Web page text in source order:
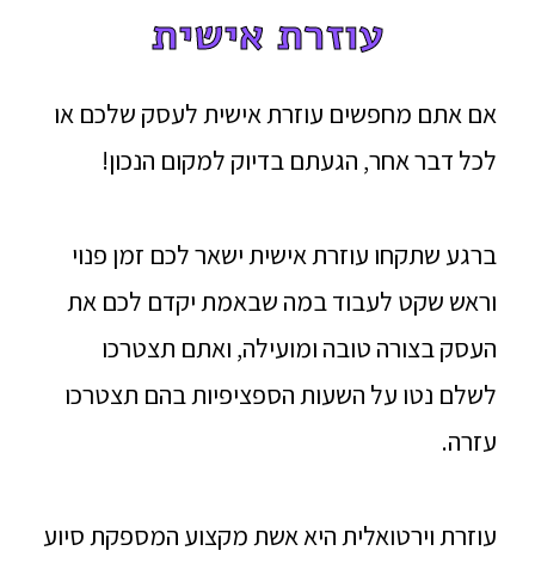
עוזרת אישית
אם אתם מחפשים עוזרת אישית לעסק שלכם או
לכל דבר אחר, הגעתם בדיוק למקום הנכון!
ברגע שתקחו עוזרת אישית ישאר לכם זמן פנוי
וראש שקט לעבוד במה שבאמת יקדם לכם את
העסק בצורה טובה ומועילה, ואתם תצטרכו
לשלם נטו על השעות הספציפיות בהם תצטרכו
עזרה.
עוזרת וירטואלית היא אשת מקצוע המספקת סיוע